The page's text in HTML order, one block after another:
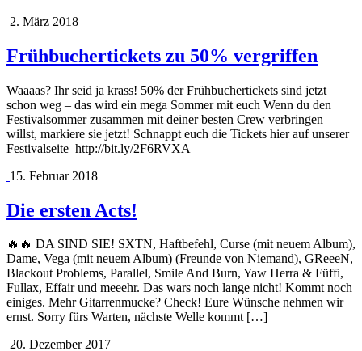
2. März 2018
Frühbuchertickets zu 50% vergriffen
Waaaas? Ihr seid ja krass! 50% der Frühbuchertickets sind jetzt
schon weg – das wird ein mega Sommer mit euch Wenn du den
Festivalsommer zusammen mit deiner besten Crew verbringen
willst, markiere sie jetzt! Schnappt euch die Tickets hier auf unserer
Festivalseite http://bit.ly/2F6RVXA
15. Februar 2018
Die ersten Acts!
🔥🔥 DA SIND SIE! SXTN, Haftbefehl, Curse (mit neuem Album),
Dame, Vega (mit neuem Album) (Freunde von Niemand), GReeeN,
Blackout Problems, Parallel, Smile And Burn, Yaw Herra & Füffi,
Fullax, Effair und meeehr. Das wars noch lange nicht! Kommt noch
einiges. Mehr Gitarrenmucke? Check! Eure Wünsche nehmen wir
ernst. Sorry fürs Warten, nächste Welle kommt […]
20. Dezember 2017